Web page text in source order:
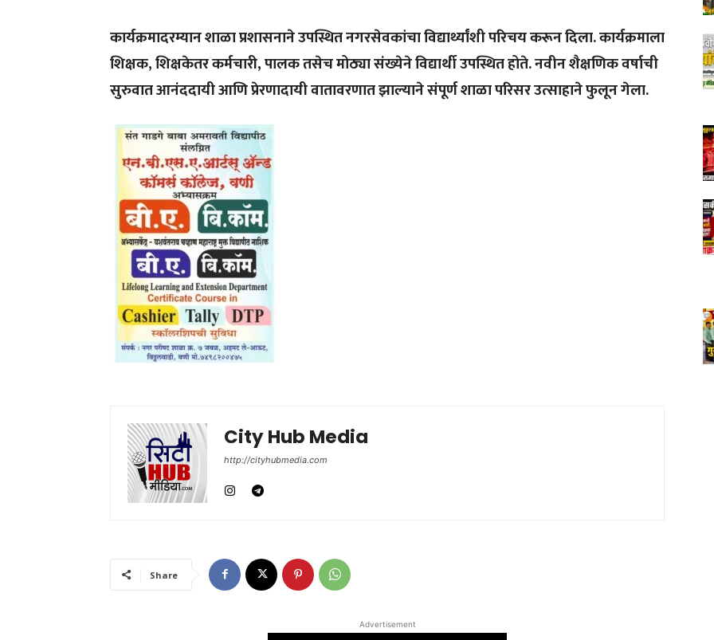
कार्यक्रमादरम्यान शाळा प्रशासनाने उपस्थित नगरसेवकांचा विद्यार्थ्यांशी परिचय करून दिला. कार्यक्रमाला
शिक्षक, शिक्षकेतर कर्मचारी, पालक तसेच मोठ्या संख्येने विद्यार्थी उपस्थित होते. नवीन शैक्षणिक वर्षाची
सुरुवात आनंददायी आणि प्रेरणादायी वातावरणात झाल्याने संपूर्ण शाळा परिसर उत्साहाने फुलून गेला.
City Hub Media
http://cityhubmedia.com
Share
Advertisement